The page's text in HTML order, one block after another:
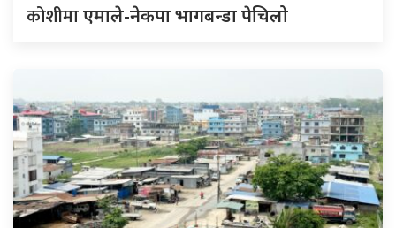
कोशीमाएमाले-नेकपा भागबन्डा पेचिलो